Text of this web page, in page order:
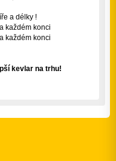
a délky !
každém konci
každém konci
kevlar na trhu!